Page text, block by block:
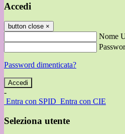
Accedi
button close ×
Nome
Password dimenticata?
-
Entra con SPID Entra con CIE
Seleziona utente